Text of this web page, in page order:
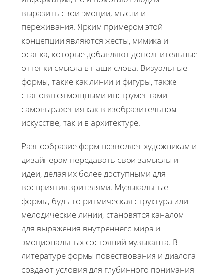
выразить свои эмоции, мысли и
переживания. Ярким примером этой
концепции являются жесты, мимика и
осанка, которые добавляют дополнительные
оттенки смысла в наши слова. Визуальные
формы, такие как линии и фигуры, также
становятся мощными инструментами
самовыражения как в изобразительном
искусстве, так и в архитектуре.
Разнообразие форм позволяет художникам и
дизайнерам передавать свои замыслы и
идеи, делая их более доступными для
восприятия зрителями. Музыкальные
формы, будь то ритмическая структура или
мелодические линии, становятся каналом
для выражения внутреннего мира и
эмоциональных состояний музыканта. В
литературе формы повествования и диалога
создают условия для глубинного понимания